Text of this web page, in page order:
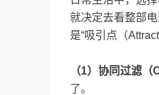
就决定去看整部
是“吸引点（
（1）协同过滤（
了。